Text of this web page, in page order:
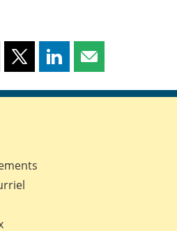
Partager
page
Partager
page
Partager
page